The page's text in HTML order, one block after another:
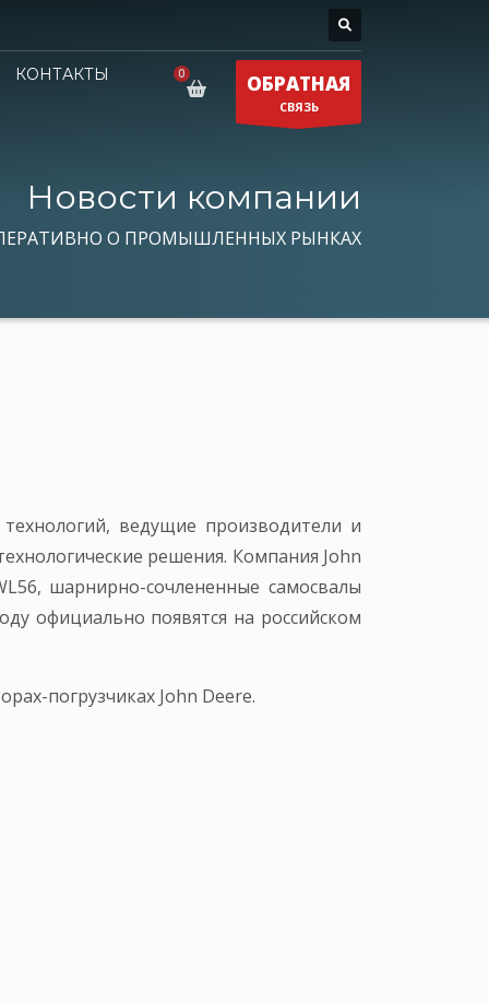
КОНТАКТЫ ОБРАТНАЯ
СВЯЗЬ
Новости компании
О ПРОМЫШЛЕННЫХ РЫНКАХ
ведущие производители и
решения. Компания John
шарнирно-сочлененные самосвалы
официально появятся на российском
погрузчиках John Deere.